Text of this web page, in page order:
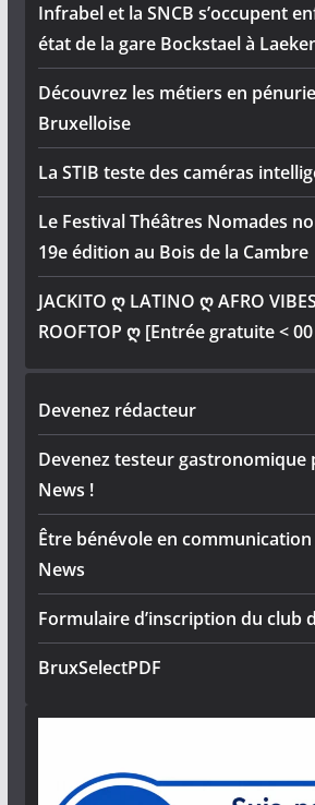
Infrabel et la SNCB s’occupent
état de la gare Bockstael à
Découvrez les métiers en
Bruxelloise
La STIB teste des caméras
Le Festival Théâtres Nomades
19e édition au Bois de la Cambre
JACKITO ღ LATINO ღ AFRO
ROOFTOP ღ [Entrée gratuite <
Devenez rédacteur
Devenez testeur gastronomique
News !
Être bénévole en
News
Formulaire d’inscription du club
BruxSelectPDF